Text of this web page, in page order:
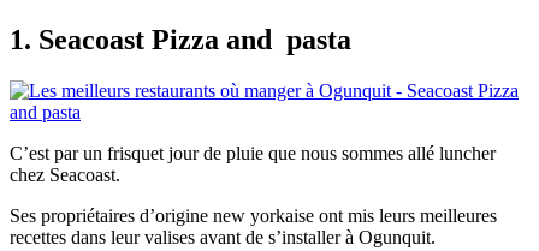
1. Seacoast Pizza and pasta
C’est par un frisquet jour de pluie que nous sommes allé luncher
chez Seacoast.
Ses propriétaires d’origine new yorkaise ont mis leurs meilleures
recettes dans leur valises avant de s’installer à Ogunquit.